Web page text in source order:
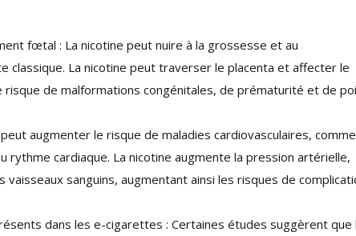
fœtal : La nicotine peut nuire à la grossesse et au
La nicotine peut traverser le placenta et affecter le
de malformations congénitales, de prématurité et de
augmenter le risque de maladies cardiovasculaires, comme
rythme cardiaque. La nicotine augmente la pression artérielle,
sanguins, augmentant ainsi les risques de
dans les e-cigarettes : Certaines études suggèrent que